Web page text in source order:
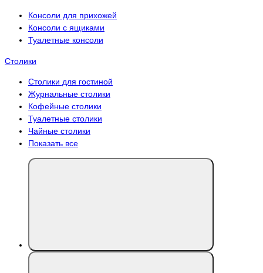
Консоли для прихожей
Консоли с ящиками
Туалетные консоли
Столики
Столики для гостиной
Журнальные столики
Кофейные столики
Туалетные столики
Чайные столики
Показать все